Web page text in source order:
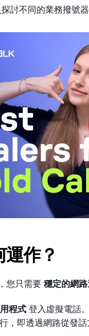
討不同的業務撥號
作？
您只需要 穩定的網
程式 登入虛擬電話
，即透過網路從發